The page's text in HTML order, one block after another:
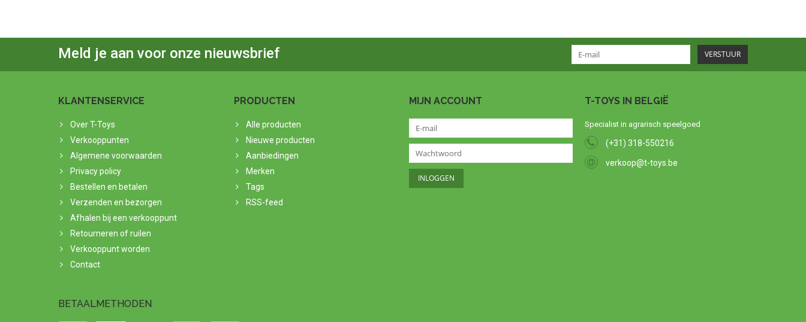
Meld je aan voor onze nieuwsbrief VERSTUUR
KLANTENSERVICE
Over T-Toys
Verkooppunten
Algemene voorwaarden
Privacy policy
Bestellen en betalen
Verzenden en bezorgen
Afhalen bij een verkooppunt
Retourneren of ruilen
Verkooppunt worden
Contact
PRODUCTEN
Alle producten
Nieuwe producten
Aanbiedingen
Merken
Tags
RSS-feed
MIJN ACCOUNT T-TOYS IN BELGIË
Specialist in agrarisch speelgoed
(+31) 318-550216
verkoop@t-toys.be
BETAALMETHODEN